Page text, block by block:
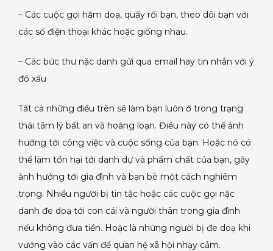
– Các cuộc gọi hăm doạ, quấy rối bạn, theo dõi bạn với
các số điện thoại khác hoặc giống nhau.
– Các bức thư nặc danh gửi qua email hay tin nhắn với ý
đồ xấu
Tất cả những điều trên sẽ làm bạn luôn ở trong trạng
thái tâm lý bất an và hoảng loạn. Điều này có thể ảnh
hưởng tới công việc và cuộc sống của bạn. Hoặc nó có
thể làm tổn hại tới danh dự và phẩm chất của bạn, gây
ảnh hưởng tới gia đình và bạn bè một cách nghiêm
trọng. Nhiều người bị tin tặc hoặc các cuộc gọi nặc
danh đe doạ tới con cái và người thân trong gia đình
nếu không đưa tiền. Hoặc là những người bị đe doạ khi
vướng vào các vấn đề quan hệ xã hội nhạy cảm.